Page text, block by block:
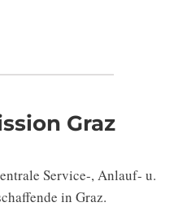
Graz
Service-, Anlauf- u.
in Graz.